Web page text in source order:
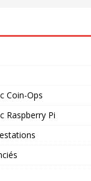
Coin-Ops
Raspberry Pi